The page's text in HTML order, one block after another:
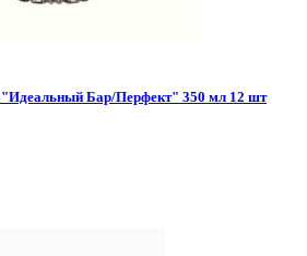
"Идеальный Бар/Перфект" 350 мл 12 шт